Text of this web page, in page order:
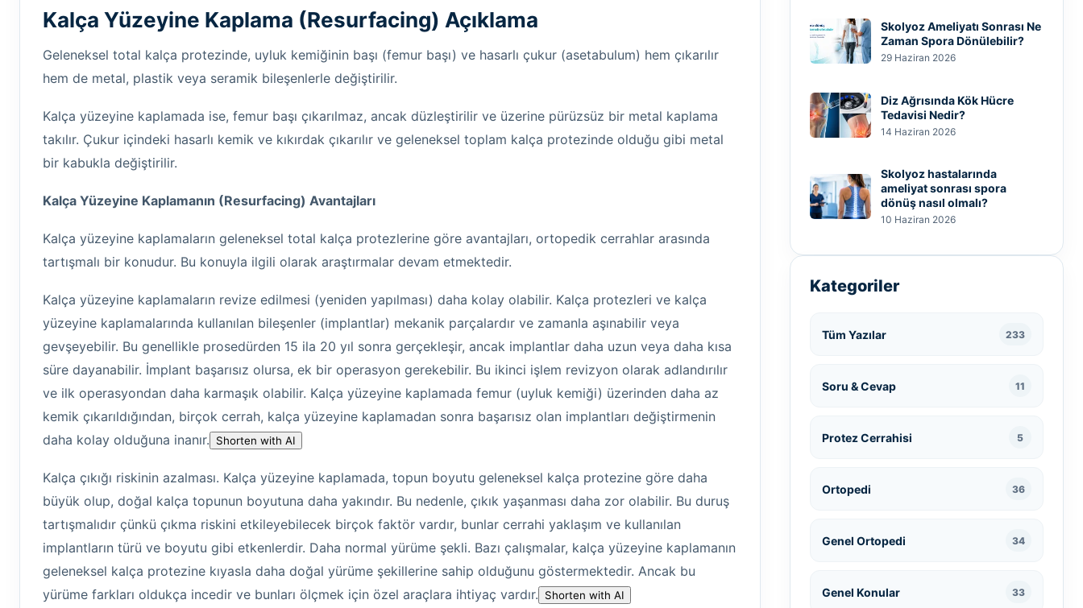
Kalça Yüzeyine Kaplama (Resurfacing) Açıklama
Geleneksel total kalça protezinde, uyluk kemiğinin başı (femur başı) ve hasarlı çukur (asetabulum) hem çıkarılır
hem de metal, plastik veya seramik bileşenlerle değiştirilir.
Kalça yüzeyine kaplamada ise, femur başı çıkarılmaz, ancak düzleştirilir ve üzerine pürüzsüz bir metal kaplama
takılır. Çukur içindeki hasarlı kemik ve kıkırdak çıkarılır ve geleneksel toplam kalça protezinde olduğu gibi metal
bir kabukla değiştirilir.
Kalça Yüzeyine Kaplamanın (Resurfacing) Avantajları
Kalça yüzeyine kaplamaların geleneksel total kalça protezlerine göre avantajları, ortopedik cerrahlar arasında
tartışmalı bir konudur. Bu konuyla ilgili olarak araştırmalar devam etmektedir.
Kalça yüzeyine kaplamaların revize edilmesi (yeniden yapılması) daha kolay olabilir. Kalça protezleri ve kalça
yüzeyine kaplamalarında kullanılan bileşenler (implantlar) mekanik parçalardır ve zamanla aşınabilir veya
gevşeyebilir. Bu genellikle prosedürden 15 ila 20 yıl sonra gerçekleşir, ancak implantlar daha uzun veya daha kısa
süre dayanabilir. İmplant başarısız olursa, ek bir operasyon gerekebilir. Bu ikinci işlem revizyon olarak adlandırılır
ve ilk operasyondan daha karmaşık olabilir. Kalça yüzeyine kaplamada femur (uyluk kemiği) üzerinden daha az
kemik çıkarıldığından, birçok cerrah, kalça yüzeyine kaplamadan sonra başarısız olan implantları değiştirmenin
daha kolay olduğuna inanır.
Shorten with AI
Kalça çıkığı riskinin azalması. Kalça yüzeyine kaplamada, topun boyutu geleneksel kalça protezine göre daha
büyük olup, doğal kalça topunun boyutuna daha yakındır. Bu nedenle, çıkık yaşanması daha zor olabilir. Bu duruş
tartışmalıdır çünkü çıkma riskini etkileyebilecek birçok faktör vardır, bunlar cerrahi yaklaşım ve kullanılan
implantların türü ve boyutu gibi etkenlerdir. Daha normal yürüme şekli. Bazı çalışmalar, kalça yüzeyine kaplamanın
geleneksel kalça protezine kıyasla daha doğal yürüme şekillerine sahip olduğunu göstermektedir. Ancak bu
yürüme farkları oldukça incedir ve bunları ölçmek için özel araçlara ihtiyaç vardır.
Shorten with AI
Skolyoz Ameliyatı Sonrası Ne
Zaman Spora Dönülebilir?
29 Haziran 2026
Diz Ağrısında Kök Hücre
Tedavisi Nedir?
14 Haziran 2026
Skolyoz hastalarında
ameliyat sonrası spora
dönüş nasıl olmalı?
10 Haziran 2026
Kategoriler
Tüm Yazılar 233
Soru & Cevap 11
Protez Cerrahisi 5
Ortopedi 36
Genel Ortopedi 34
Genel Konular 33